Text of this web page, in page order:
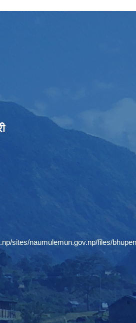
sites/naumulemun.gov.np/files/